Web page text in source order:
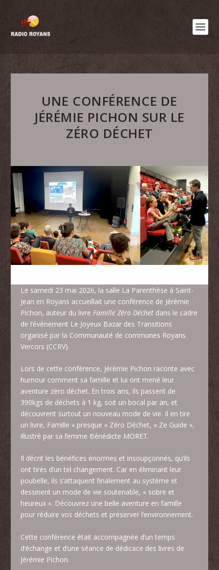
UNE CONFÉRENCE DE
JÉRÉMIE PICHON SUR LE
ZÉRO DÉCHET
Le samedi 23 mai 2026, la salle La Parenthèse à Saint-
Jean en Royans accueillait une conférence de Jérémie
Pichon, auteur du livre Famille Zéro Déchet dans le cadre
de l’événement Le Joyeux Bazar des Transitions
organisé par la Communauté de communes Royans
Vercors (CCRV).
Lors de cette conférence, Jérémie Pichon raconte avec
humour comment sa famille et lui ont mené leur
aventure zéro déchet. En trois ans, ils passent de
390kgs de déchets à 1 kg, soit un bocal par an, et
découvrent surtout un nouveau mode de vie. Il en tire
un livre, Famille « presque » Zéro Déchet, « Ze Guide »,
illustré par sa femme Bénédicte MORET.
Il décrit les bénéfices énormes et insoupçonnés, qu’ils
ont tirés d’un tel changement. Car en éliminant leur
poubelle, ils s’attaquent finalement au système et
dessinent un mode de vie soutenable, « sobre et
heureux ». Découvrez une belle aventure en famille
pour réduire vos déchets et préserver l’environnement.
Cette conférence était accompagnée d’un temps
d’échange et d’une séance de dédicace des livres de
Jérémie Pichon.